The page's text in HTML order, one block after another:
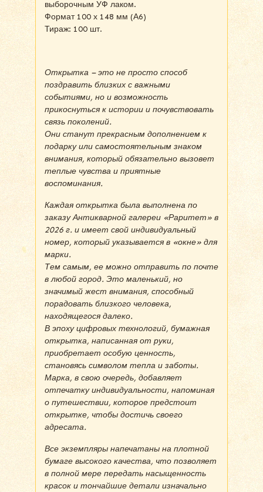
выборочным УФ лаком.
Формат 100 х 148 мм (А6)
Тираж: 100 шт.
Открытка – это не просто способ
поздравить близких с важными
событиями, но и возможность
прикоснуться к истории и почувствовать
связь поколений.
Они станут прекрасным дополнением к
подарку или самостоятельным знаком
внимания, который обязательно вызовет
теплые чувства и приятные
воспоминания.
Каждая открытка была выполнена по
заказу Антикварной галереи «Раритет» в
2026 г. и имеет свой индивидуальный
номер, который указывается в «окне» для
марки.
Тем самым, ее можно отправить по почте
в любой город. Это маленький, но
значимый жест внимания, способный
порадовать близкого человека,
находящегося далеко.
В эпоху цифровых технологий, бумажная
открытка, написанная от руки,
приобретает особую ценность,
становясь символом тепла и заботы.
Марка, в свою очередь, добавляет
отпечатку индивидуальности, напоминая
о путешествии, которое предстоит
открытке, чтобы достичь своего
адресата.
Все экземпляры напечатаны на плотной
бумаге высокого качества, что позволяет
в полной мере передать насыщенность
красок и тончайшие детали изначально